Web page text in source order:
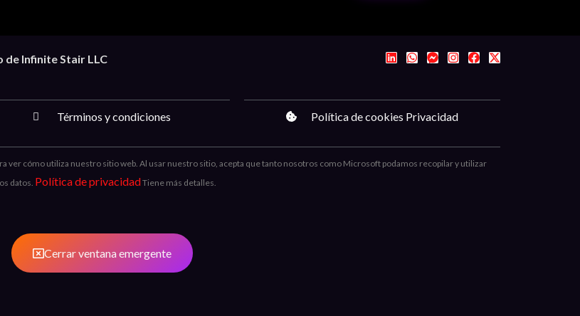
Infinite Stair LLC
Términos y condiciones Política de cookies Privacidad
cómo utiliza nuestro sitio web. Al usar nuestro sitio, acepta que tanto nosotros como Microsoft podamos recopilar y utilizar
datos. Política de privacidadTiene más detalles.
Cerrar ventana emergente